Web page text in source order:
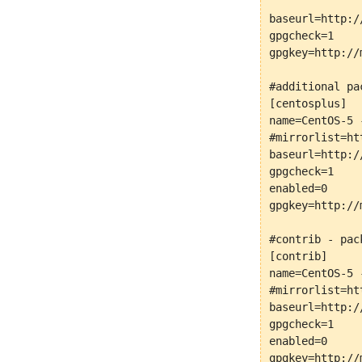
gpgcheck=1
gpgkey=http://
#additional
[centosplus]
name=CentOS-
gpgcheck=1
enabled=0
gpgkey=http://
#contrib -
[contrib]
name=CentOS-
gpgcheck=1
enabled=0